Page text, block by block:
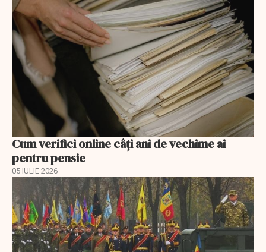
Cum verifici online câți ani de vechime ai
pentru pensie
05 IULIE 2026